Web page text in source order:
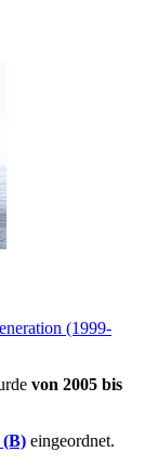
(1999-
von 2005 bis
(B) eingeordnet.